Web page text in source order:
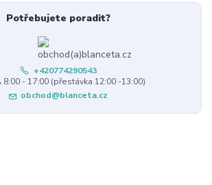
Potřebujete poradit?
+420774290543
8:00 - 17:00 (přestávka 12:00 -13:00)
obchod@blanceta.cz